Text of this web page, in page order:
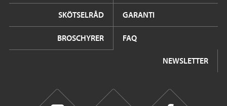
SKÖTSELRÅD GARANTI
BROSCHYRER FAQ
NEWSLETTER